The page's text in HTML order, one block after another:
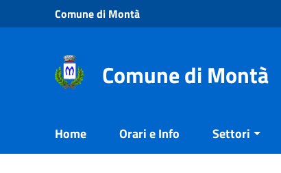
Vai ai contenuti
Vai al menu di navigazione
Comune di Montà
Comune di Montà
Home Orari e Info Settori